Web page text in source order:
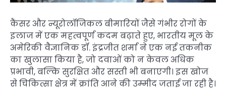
कैंसर और न्यूरोलॉजिकल बीमारियों जैसे गंभीर रोगों के
इलाज में एक महत्वपूर्ण कदम बढ़ाते हुए, भारतीय मूल के
अमेरिकी वैज्ञानिक डॉ. इंद्रजीत शर्मा ने एक नई तकनीक
का खुलासा किया है, जो दवाओं को न केवल अधिक
प्रभावी, बल्कि सुरक्षित और सस्ती भी बनाएगी। इस खोज
से चिकित्सा क्षेत्र में क्रांति आने की उम्मीद जताई जा रही है।